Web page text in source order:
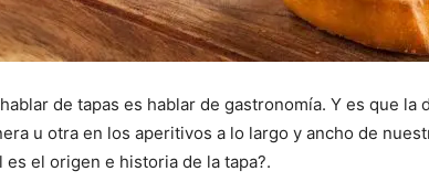
de tapas es hablar de gastronomía. Y es que la
u otra en los aperitivos a lo largo y ancho de
es el origen e historia de la tapa?.